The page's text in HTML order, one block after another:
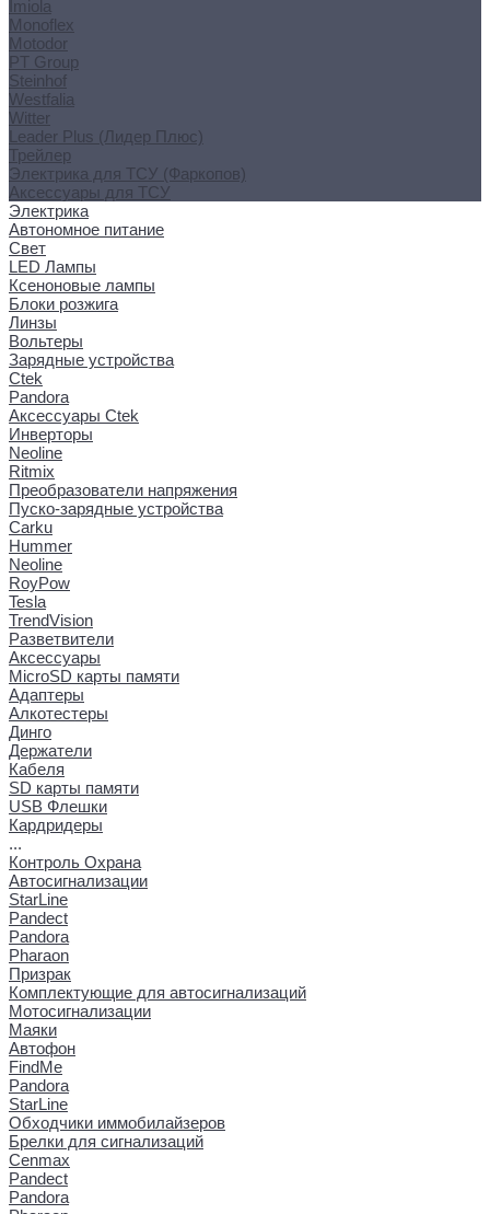
Imiola
Monoflex
Motodor
PT Group
Steinhof
Westfalia
Witter
Leader Plus (Лидер Плюс)
Трейлер
Электрика для ТСУ (Фаркопов)
Аксессуары для ТСУ
Электрика
Автономное питание
Свет
LED Лампы
Ксеноновые лампы
Блоки розжига
Линзы
Вольтеры
Зарядные устройства
Ctek
Pandora
Аксессуары Ctek
Инверторы
Neoline
Ritmix
Преобразователи напряжения
Пуско-зарядные устройства
Carku
Hummer
Neoline
RoyPow
Tesla
TrendVision
Разветвители
Аксессуары
MicroSD карты памяти
Адаптеры
Алкотестеры
Динго
Держатели
Кабеля
SD карты памяти
USB Флешки
Кардридеры
...
Контроль Охрана
Автосигнализации
StarLine
Pandect
Pandora
Pharaon
Призрак
Комплектующие для автосигнализаций
Мотосигнализации
Маяки
Автофон
FindMe
Pandora
StarLine
Обходчики иммобилайзеров
Брелки для сигнализаций
Cenmax
Pandect
Pandora